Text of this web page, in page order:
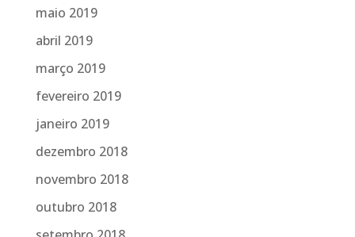
maio 2019
abril 2019
março 2019
fevereiro 2019
janeiro 2019
dezembro 2018
novembro 2018
outubro 2018